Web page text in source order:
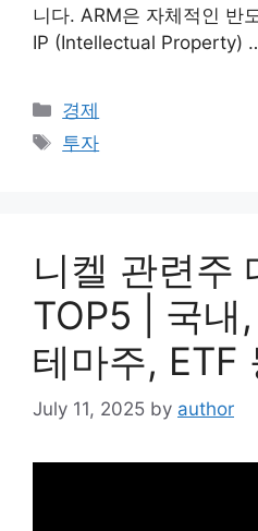
니다. ARM은 자체적인 반
IP (Intellectual Property)
Categories
경제
Tags
투자
니켈 관련주
TOP5 | 국내
테마주, ETF
July 11, 2025 by author